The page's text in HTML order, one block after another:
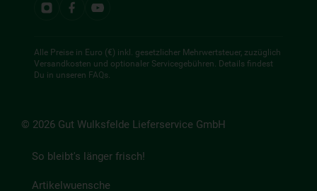
Alle Preise in Euro (€) inkl. gesetzlicher Mehrwertsteuer, zuzüglich
Versandkosten und optionaler Servicegebühren. Details findest
Du in unseren FAQs.
© 2026 Gut Wulksfelde Lieferservice GmbH
So bleibt's länger frisch!
Artikelwuensche